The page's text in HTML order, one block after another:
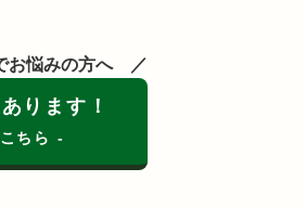
お悩みの方へ
ります！
ちら -